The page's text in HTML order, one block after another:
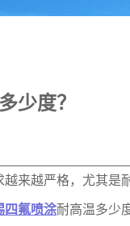
少度？
来越严格，尤其是
四氟喷涂耐高温多少